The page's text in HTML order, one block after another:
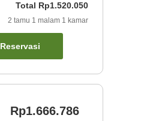
Total Rp1.520.050
2 tamu 1 malam 1 kamar
Reservasi
Rp1.666.786